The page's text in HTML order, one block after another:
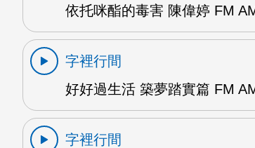
依托咪酯的毒害 陳偉婷 FM
字裡行間
好好過生活 築夢踏實篇 FM
字裡行間